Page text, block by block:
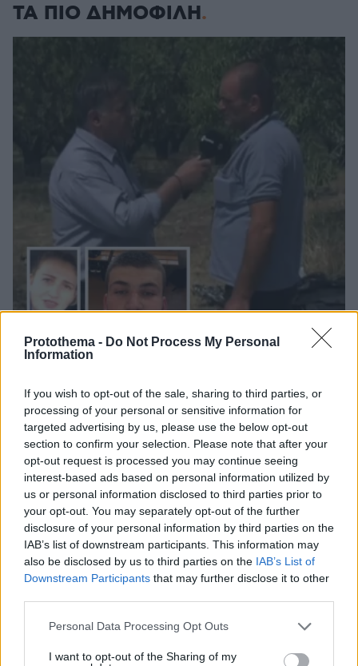
Protothema - Do Not Process My Personal
Information
If you wish to opt-out of the sale, sharing to third parties, or
processing of your personal or sensitive information for
targeted advertising by us, please use the below opt-out
section to confirm your selection. Please note that after your
opt-out request is processed you may continue seeing
interest-based ads based on personal information utilized by
us or personal information disclosed to third parties prior to
your opt-out. You may separately opt-out of the further
disclosure of your personal information by third parties on the
IAB’s list of downstream participants. This information may
also be disclosed by us to third parties on the IAB’s List of
Downstream Participants that may further disclose it to other
Please note that this website/app uses one or more Google
not limited to your visit or usage behaviour. You may click to
Personal Data Processing Opt Outs
I want to opt-out of the Sharing of my
ΤΑ ΠΙΟ ΔΗΜΟΦΙΛΗ
«Τα έχω χάσει όλα»: Συντετριμμένος ο πατέρας
και σύζυγος των θυμάτων στο τροχαίο στις
Σέρρες